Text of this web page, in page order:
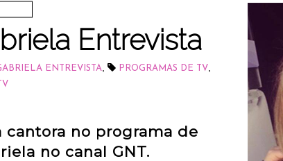
Entrevista
ENTREVISTA PROGRAMAS DE TV
TV
cantora no programa de
no canal GNT.